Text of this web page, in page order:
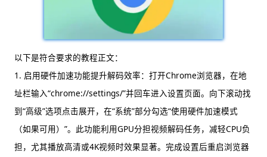
以下是符合要求的教程正文：
1. 启用硬件加速功能提升解码效率：打开Chrome浏览器，在地
址栏输入“chrome://settings/”并回车进入设置页面。向下滚动找
到“高级”选项点击展开，在“系统”部分勾选“使用硬件加速模式
（如果可用）”。此功能利用GPU分担视频解码任务，减轻CPU负
担，尤其播放高清或4K视频时效果显著。完成设置后重启浏览器